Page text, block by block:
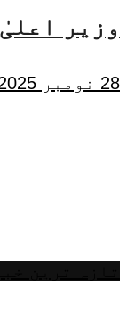
وزیر
28 نومبر 2025